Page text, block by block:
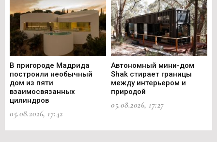
В пригороде Мадрида
построили необычный
дом из пяти
взаимосвязанных
цилиндров
05.08.2026, 17:42
Автономный мини-дом
Shak стирает границы
между интерьером и
природой
05.08.2026, 17:27